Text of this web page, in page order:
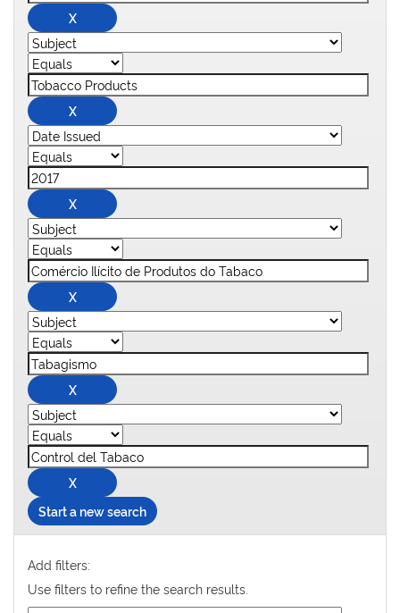
Start a new search
Add filters:
Use filters to refine the search results.